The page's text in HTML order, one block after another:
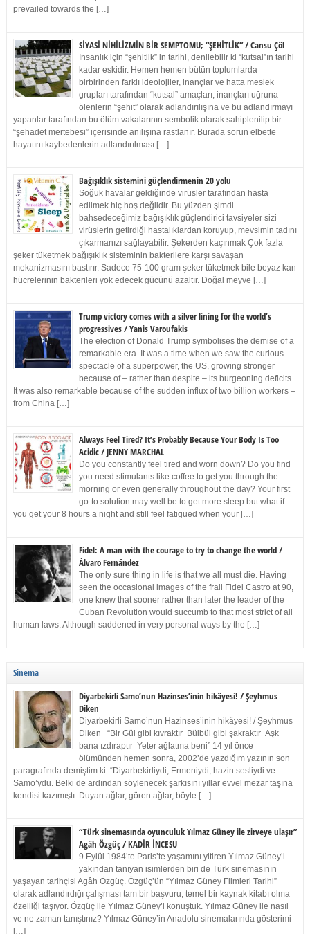
prevailed towards the […]
SİYASİ NİHİLİZMİN BİR SEMPTOMU; “ŞEHİTLİK” / Cansu Çöl
İnsanlık için “şehitlik” in tarihi, denilebilir ki “kutsal”ın tarihi
kadar eskidir. Hemen hemen bütün toplumlarda
birbirinden farklı ideolojiler, inançlar ve hatta meslek
grupları tarafından “kutsal” amaçları, inançları uğruna
ölenlerin “şehit” olarak adlandırılışına ve bu adlandırmayı
yapanlar tarafından bu ölüm vakalarının sembolik olarak sahiplenilip bir
“şehadet mertebesi” içerisinde anılışına rastlanır. Burada sorun elbette
hayatını kaybedenlerin adlandırılması […]
Bağışıklık sistemini güçlendirmenin 20 yolu
Soğuk havalar geldiğinde virüsler tarafından hasta
edilmek hiç hoş değildir. Bu yüzden şimdi
bahsedeceğimiz bağışıklık güçlendirici tavsiyeler sizi
virüslerin getirdiği hastalıklardan koruyup, mevsimin tadını
çıkarmanızı sağlayabilir. Şekerden kaçınmak Çok fazla
şeker tüketmek bağışıklık sisteminin bakterilere karşı savaşan
mekanizmasını bastırır. Sadece 75-100 gram şeker tüketmek bile beyaz kan
hücrelerinin bakterileri yok edecek gücünü azaltır. Doğal meyve […]
Trump victory comes with a silver lining for the world’s
progressives / Yanis Varoufakis
The election of Donald Trump symbolises the demise of a
remarkable era. It was a time when we saw the curious
spectacle of a superpower, the US, growing stronger
because of – rather than despite – its burgeoning deficits.
It was also remarkable because of the sudden influx of two billion workers –
from China […]
Always Feel Tired? It’s Probably Because Your Body Is Too
Acidic / JENNY MARCHAL
Do you constantly feel tired and worn down? Do you find
you need stimulants like coffee to get you through the
morning or even generally throughout the day? Your first
go-to solution may well be to get more sleep but what if
you get your 8 hours a night and still feel fatigued when your […]
Fidel: A man with the courage to try to change the world /
Álvaro Fernández
The only sure thing in life is that we all must die. Having
seen the occasional images of the frail Fidel Castro at 90,
one knew that sooner rather than later the leader of the
Cuban Revolution would succumb to that most strict of all
human laws. Although saddened in very personal ways by the […]
Sinema
Diyarbekirli Samo’nun Hazinses’inin hikâyesi! / Şeyhmus
Diken
Diyarbekirli Samo’nun Hazinses’inin hikâyesi! / Şeyhmus
Diken “Bir Gül gibi kıvraktır Bülbül gibi şakraktır Aşk
bana ızdıraptır Yeter ağlatma beni” 14 yıl önce
ölümünden hemen sonra, 2002’de yazdığım yazının son
paragrafında demiştim ki: “Diyarbekirliydi, Ermeniydi, hazin sesliydi ve
Samo’ydu. Belki de ardından söylenecek şarkısını yıllar evvel mezar taşına
kendisi kazımıştı. Duyan ağlar, gören ağlar, böyle […]
“Türk sinemasında oyunculuk Yılmaz Güney ile zirveye ulaşır”
Agâh Özgüç / KADİR İNCESU
9 Eylül 1984’te Paris’te yaşamını yitiren Yılmaz Güney’i
yakından tanıyan isimlerden biri de Türk sinemasının
yaşayan tarihçisi Agâh Özgüç. Özgüç’ün “Yılmaz Güney Filmleri Tarihi”
olarak adlandırdığı çalışması tam bir başvuru, temel bir kaynak kitabı olma
özelliği taşıyor. Özgüç ile Yılmaz Güney’i konuştuk. Yılmaz Güney ile nasıl
ve ne zaman tanıştınız? Yılmaz Güney’in Anadolu sinemalarında gösterimi
[…]